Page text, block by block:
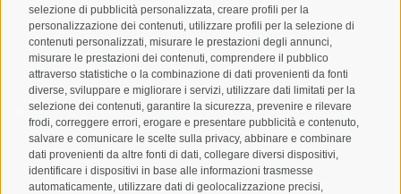
selezione di pubblicità personalizzata, creare profili per la
personalizzazione dei contenuti, utilizzare profili per la selezione di
contenuti personalizzati, misurare le prestazioni degli annunci,
misurare le prestazioni dei contenuti, comprendere il pubblico
attraverso statistiche o la combinazione di dati provenienti da fonti
diverse, sviluppare e migliorare i servizi, utilizzare dati limitati per la
selezione dei contenuti, garantire la sicurezza, prevenire e rilevare
frodi, correggere errori, erogare e presentare pubblicità e contenuto,
salvare e comunicare le scelte sulla privacy, abbinare e combinare
dati provenienti da altre fonti di dati, collegare diversi dispositivi,
identificare i dispositivi in base alle informazioni trasmesse
automaticamente, utilizzare dati di geolocalizzazione precisi,
Letto e compreso laprivacy policy, autorizzo il Titolare al
trattamento dei dati personali
ABBONARSI